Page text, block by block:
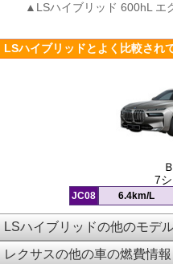
▲LSハイブリッド 600hL エ
LSハイブリッドとよく比較され
7
JC08 6.4km/L
LSハイブリッドの他のモデ
レクサスの他の車の燃費情報